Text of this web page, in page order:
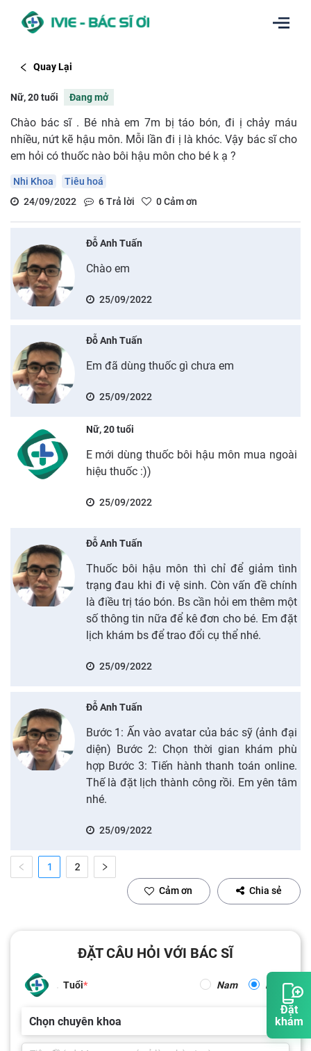
Đặt
khám
Quay Lại
Nữ, 20 tuổi Đang mở
Chào bác sĩ . Bé nhà em 7m bị táo bón, đi ị chảy máu
nhiều, nứt kẽ hậu môn. Mỗi lần đi ị là khóc. Vậy bác sĩ cho
em hỏi có thuốc nào bôi hậu môn cho bé k ạ ?
Nhi Khoa
Tiêu hoá
24/09/2022
6Trả lời 0Cảm ơn
Đỗ Anh Tuấn
Chào em
25/09/2022
Đỗ Anh Tuấn
Em đã dùng thuốc gì chưa em
25/09/2022
Nữ, 20 tuổi
E mới dùng thuốc bôi hậu môn mua ngoài
hiệu thuốc :))
25/09/2022
Đỗ Anh Tuấn
Thuốc bôi hậu môn thì chỉ để giảm tình
trạng đau khi đi vệ sinh. Còn vấn đề chính
là điều trị táo bón. Bs cần hỏi em thêm một
số thông tin nữa để kê đơn cho bé. Em đặt
lịch khám bs để trao đổi cụ thể nhé.
25/09/2022
Đỗ Anh Tuấn
Bước 1: Ấn vào avatar của bác sỹ (ảnh đại
diện) Bước 2: Chọn thời gian khám phù
hợp Bước 3: Tiến hành thanh toán online.
Thế là đặt lịch thành công rồi. Em yên tâm
nhé.
25/09/2022
1 2
Cảm ơn Chia sẻ
ĐẶT CÂU HỎI VỚI BÁC SĨ
Tuổi Nam Nữ
Chọn chuyên khoa